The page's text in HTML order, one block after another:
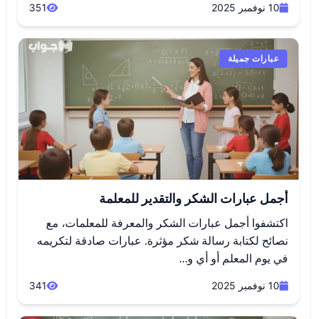
10 نوفمبر 2025 351
عبارات جميلة
أجمل عبارات الشكر والتقدير للمعلمة
اكتشفوا أجمل عبارات الشكر والمعرفة للمعلمات، مع
نصائح لكتابة رسالة شكر مؤثرة. عبارات صادقة لتكريمه
في يوم المعلم أو أي و...
10 نوفمبر 2025 341